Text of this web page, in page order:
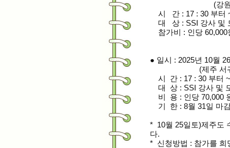
(강원 속초시
시 간 : 17 : 30 부터
대 상 : SSI 강사 및
참가비 : 인당 60,000
● 일시 : 2025년 10월
(제주 서귀포시
시 간 : 17 : 30 부터 ~
대 상 : SSI 강사 및
비 용 : 인당 70,000
기 한 : 8월 31일 마
* 10월 25일토)제주도
다.
* 신청방법 : 참가를